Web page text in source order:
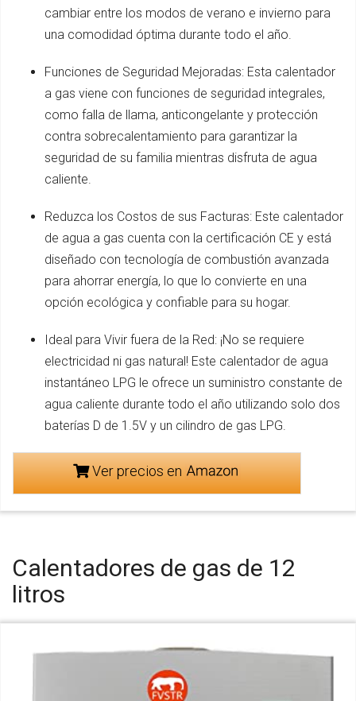
cambiar entre los modos de verano e invierno para
una comodidad óptima durante todo el año.
Funciones de Seguridad Mejoradas: Esta calentador
a gas viene con funciones de seguridad integrales,
como falla de llama, anticongelante y protección
contra sobrecalentamiento para garantizar la
seguridad de su familia mientras disfruta de agua
caliente.
Reduzca los Costos de sus Facturas: Este calentador
de agua a gas cuenta con la certificación CE y está
diseñado con tecnología de combustión avanzada
para ahorrar energía, lo que lo convierte en una
opción ecológica y confiable para su hogar.
Ideal para Vivir fuera de la Red: ¡No se requiere
electricidad ni gas natural! Este calentador de agua
instantáneo LPG le ofrece un suministro constante de
agua caliente durante todo el año utilizando solo dos
baterías D de 1.5V y un cilindro de gas LPG.
Ver precios en
Calentadores de gas de 12
litros